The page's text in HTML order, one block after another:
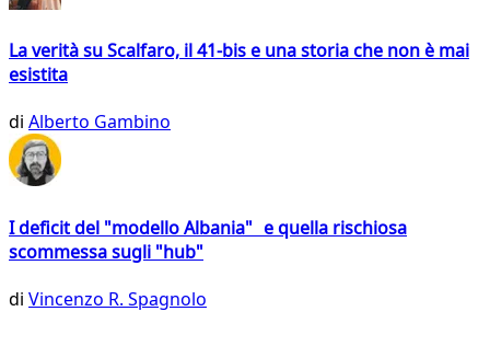
La verità su Scalfaro, il 41-bis e una storia che non è mai
esistita
di Alberto Gambino
I deficit del "modello Albania" e quella rischiosa
scommessa sugli "hub"
di Vincenzo R. Spagnolo